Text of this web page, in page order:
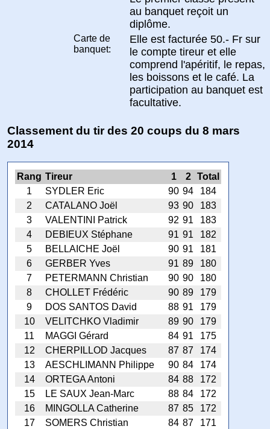
au banquet reçoit un
diplôme.
Carte de
banquet:
Elle est facturée 50.- Fr sur
le compte tireur et elle
comprend l'apéritif, le repas,
les boissons et le café. La
participation au banquet est
facultative.
Classement du tir des 20 coups du 8 mars
2014
Rang Tireur 1 2
Total
1
SYDLER Eric 90 94
184
2
CATALANO Joël 93 90
183
3
VALENTINI Patrick 92 91
183
4
DEBIEUX Stéphane 91 91
182
5
BELLAICHE Joël 90 91
181
6
GERBER Yves 91 89
180
7
PETERMANN Christian 90 90
180
8
CHOLLET Frédéric 90 89
179
9
DOS SANTOS David 88 91
179
10
VELITCHKO Vladimir 89 90
179
11
MAGGI Gérard 84 91
175
12
CHERPILLOD Jacques 87 87
174
13
AESCHLIMANN Philippe 90 84
174
14
ORTEGA Antoni 84 88
172
15
LE SAUX Jean-Marc 88 84
172
16
MINGOLLA Catherine 87 85
172
17
SOMERS Christian 84 87
171